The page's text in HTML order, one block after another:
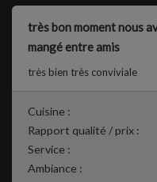
très bon moment nous
mangé entre amis
très bien très conviviale
Cuisine :
Rapport qualité / prix :
Service :
Ambiance :